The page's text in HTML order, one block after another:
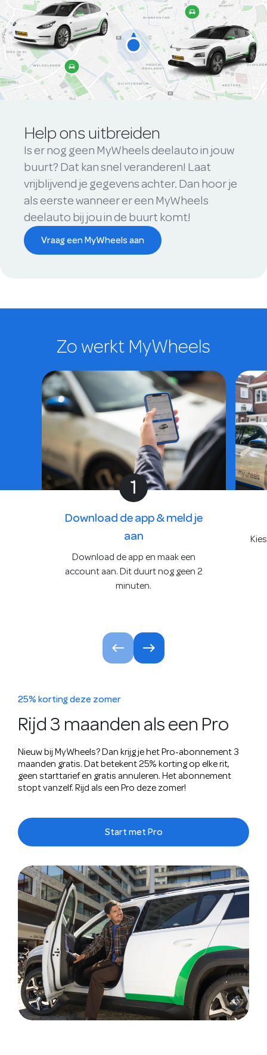
Help ons uitbreiden
Is er nog geen MyWheels deelauto in jouw
buurt? Dat kan snel veranderen! Laat
vrijblijvend je gegevens achter. Dan hoor je
als eerste wanneer er een MyWheels
deelauto bij jou in de buurt komt!
Vraag een MyWheels aan
Zo werkt MyWheels
1
Download de app & meld je
aan
Download de app en maak een
account aan. Dit duurt nog geen 2
minuten.
25% korting deze zomer
Rijd 3 maanden als een Pro
Nieuw bij MyWheels? Dan krijg je het Pro-abonnement 3
maanden gratis. Dat betekent 25% korting op elke rit,
geen starttarief en gratis annuleren. Het abonnement
stopt vanzelf. Rijd als een Pro deze zomer!
Start met Pro